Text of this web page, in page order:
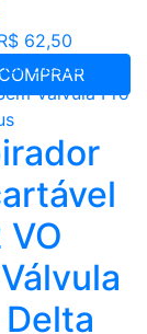
62,50
COMPRAR
VO